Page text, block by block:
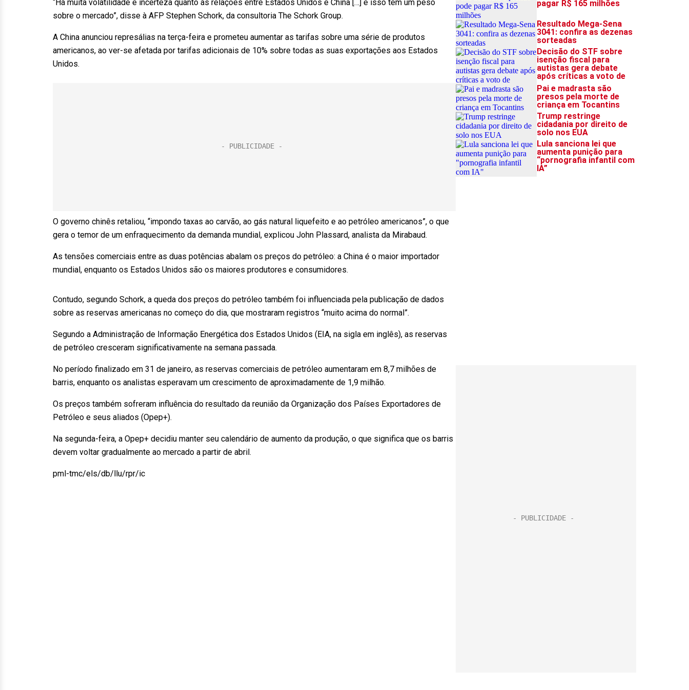
“Há muita volatilidade e incerteza quanto às relações entre Estados Unidos e China […] e isso tem um peso
sobre o mercado”, disse à AFP Stephen Schork, da consultoria The Schork Group.
A China anunciou represálias na terça-feira e prometeu aumentar as tarifas sobre uma série de produtos
americanos, ao ver-se afetada por tarifas adicionais de 10% sobre todas as suas exportações aos Estados
Unidos.
O governo chinês retaliou, “impondo taxas ao carvão, ao gás natural liquefeito e ao petróleo americanos”, o que
gera o temor de um enfraquecimento da demanda mundial, explicou John Plassard, analista da Mirabaud.
As tensões comerciais entre as duas potências abalam os preços do petróleo: a China é o maior importador
mundial, enquanto os Estados Unidos são os maiores produtores e consumidores.
Contudo, segundo Schork, a queda dos preços do petróleo também foi influenciada pela publicação de dados
sobre as reservas americanas no começo do dia, que mostraram registros “muito acima do normal”.
Segundo a Administração de Informação Energética dos Estados Unidos (EIA, na sigla em inglês), as reservas
de petróleo cresceram significativamente na semana passada.
No período finalizado em 31 de janeiro, as reservas comerciais de petróleo aumentaram em 8,7 milhões de
barris, enquanto os analistas esperavam um crescimento de aproximadamente de 1,9 milhão.
Os preços também sofreram influência do resultado da reunião da Organização dos Países Exportadores de
Petróleo e seus aliados (Opep+).
Na segunda-feira, a Opep+ decidiu manter seu calendário de aumento da produção, o que significa que os barris
devem voltar gradualmente ao mercado a partir de abril.
pml-tmc/els/db/llu/rpr/ic